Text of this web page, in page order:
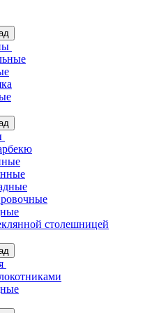
столешницей